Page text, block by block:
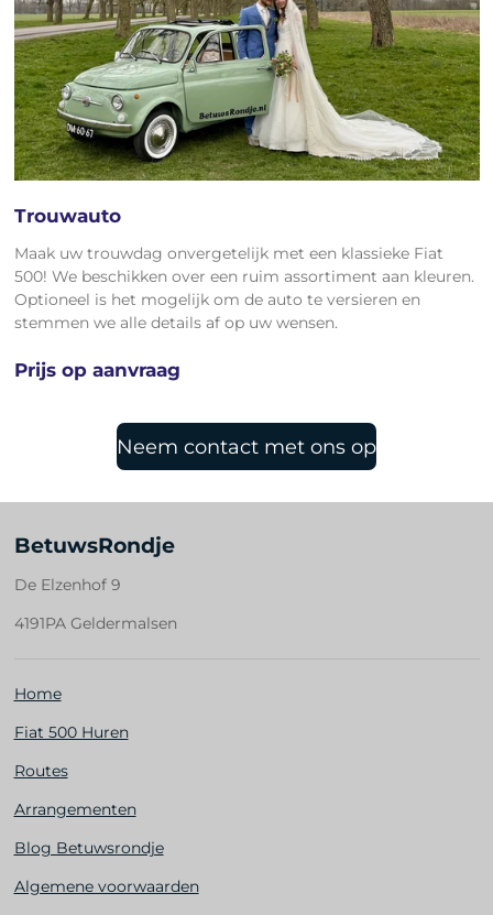
Trouwauto
Maak uw trouwdag onvergetelijk met een klassieke Fiat
500! We beschikken over een ruim assortiment aan kleuren.
Optioneel is het mogelijk om de auto te versieren en
stemmen we alle details af op uw wensen.
Prijs op aanvraag
Neem contact met ons op
BetuwsRondje
De Elzenhof 9
4191PA Geldermalsen
Home
Fiat 500 Huren
Routes
Arrangementen
Blog Betuwsrondje
Algemene voorwaarden